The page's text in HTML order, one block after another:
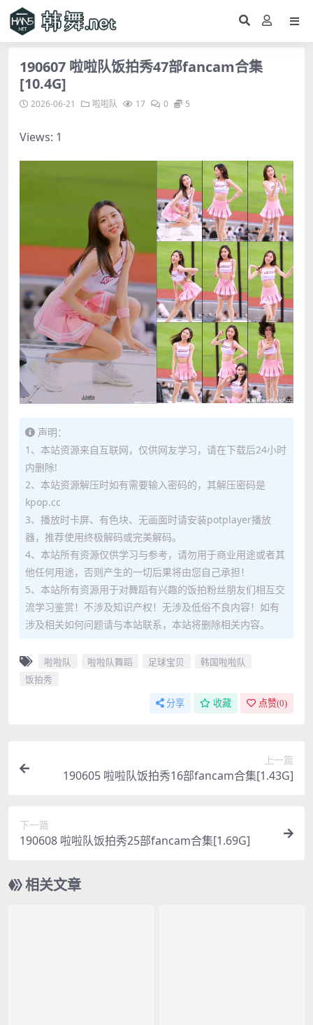
190607 啦啦队饭拍秀47部fancam合集
[10.4G]
2026-06-21 啦啦队 17 0 5
Views: 1
声明：
1、本站资源来自互联网，仅供网友学习，请在下载后24小时
内删除!
2、本站资源解压时如有需要输入密码的，其解压密码是
kpop.cc
3、播放时卡屏、有色块、无画面时请安装potplayer播放
器，推荐使用终极解码或完美解码。
4、本站所有资源仅供学习与参考，请勿用于商业用途或者其
他任何用途，否则产生的一切后果将由您自己承担！
5、本站所有资源用于对舞蹈有兴趣的饭拍粉丝朋友们相互交
流学习鉴赏！不涉及知识产权！无涉及低俗不良内容！如有
涉及相关如何问题请与本站联系，本站将删除相关内容。
啦啦队 啦啦队舞蹈 足球宝贝
韩国啦啦队
饭拍秀
分享 收藏 点赞(0)
上一篇
190605 啦啦队饭拍秀16部fancam合集[1.43G]
下一篇
190608 啦啦队饭拍秀25部fancam合集[1.69G]
相关文章